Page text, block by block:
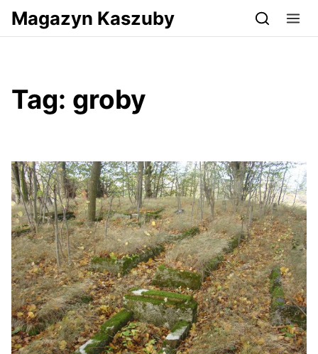
Przejdź do serwisu magazynkaszuby.pl
Magazyn Kaszuby
Tag: groby